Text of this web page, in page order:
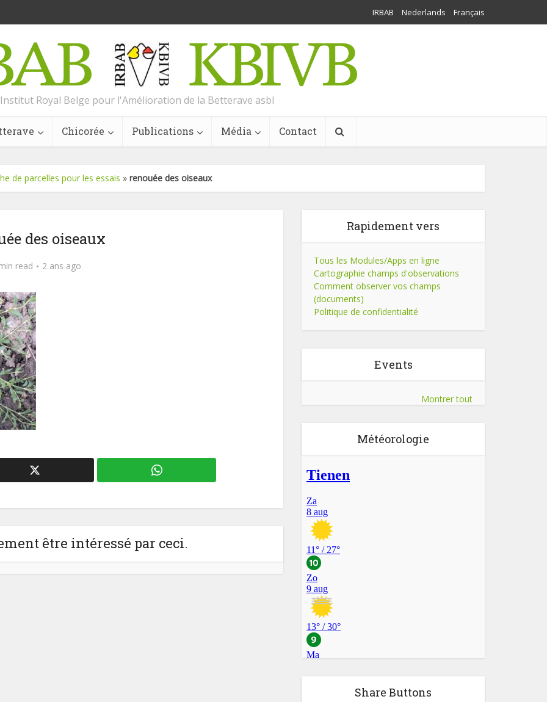
IRBAB Nederlands Français
Institut Royal Belge pour l'Amélioration de la Betterave asbl
Chicorée Publications Média Contact
de parcelles pour les essais » renouée des oiseaux
des oiseaux
read 2 ans ago
être intéressé par ceci.
Rapidement vers
Tous les Modules/Apps en ligne
Cartographie champs d'observations
Comment observer vos champs
(documents)
Politique de confidentialité
Events
Montrer tout
Météorologie
Share Buttons